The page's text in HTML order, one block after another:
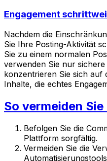
Engagement
Nachdem die
Sie Ihre Posting-Aktivität
Sie zu einem normalen
verwenden Sie nur
konzentrieren Sie sich auf
Inhalte, die echtes
So vermeiden
Befolgen Sie die
Plattform sorgfältig.
Vermeiden Sie die